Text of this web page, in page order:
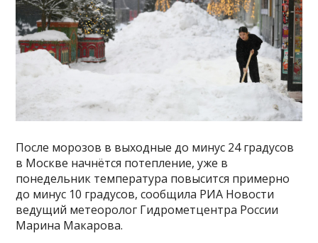
После морозов в выходные до минус 24 градусов
в Москве начнётся потепление, уже в
понедельник температура повысится примерно
до минус 10 градусов, сообщила РИА Новости
ведущий метеоролог Гидрометцентра России
Марина Макарова.